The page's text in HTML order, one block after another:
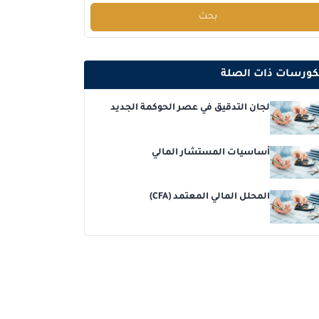
دبي التفاصيل
إسطنبول
برشلونة التفاصيل
باريس
امستردام
لندن
بحث
ذات الصلة
لجان التدقيق في عصر الحوكمة الجديد
أساسيات المستشار المالي
المحلل المالي المعتمد (CFA)